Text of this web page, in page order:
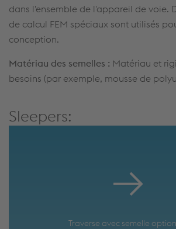
dans l'ensemble de l'appareil de voie.
de calcul FEM spéciaux sont utilisés
conception.
Matériau des semelles : Matériau et
besoins (par exemple, mousse de
Sleepers:
Traverse avec semelle